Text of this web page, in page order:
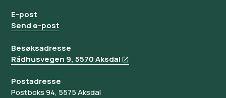
E-post
Send e-post
Besøksadresse
Rådhusvegen 9, 5570 Aksdal
Postadresse
Postboks 94, 5575 Aksdal